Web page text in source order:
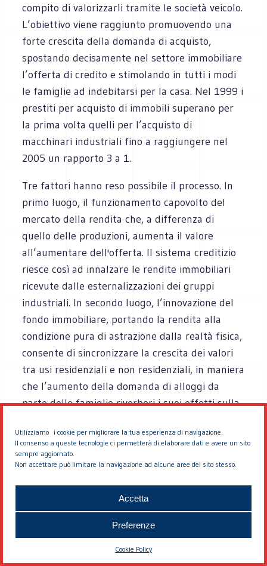
Utilizziamo i cookie per migliorare la tua esperienza di navigazione.
Il consenso a queste tecnologie ci permetterà di elaborare dati e avere un sito
sempre aggiornato.
Non accettare può limitare la navigazione ad alcune aree del sito stesso.
Accetta
Preferenze
Cookie Policy
compito di valorizzarli tramite le società veicolo.
L’obiettivo viene raggiunto promuovendo una
forte crescita della domanda di acquisto,
spostando decisamente nel settore immobiliare
l’offerta di credito e stimolando in tutti i modi
le famiglie ad indebitarsi per la casa. Nel 1999 i
prestiti per acquisto di immobili superano per
la prima volta quelli per l’acquisto di
macchinari industriali fino a raggiungere nel
2005 un rapporto 3 a 1.
Tre fattori hanno reso possibile il processo. In
primo luogo, il funzionamento capovolto del
mercato della rendita che, a differenza di
quello delle produzioni, aumenta il valore
all’aumentare dell'offerta. Il sistema creditizio
riesce così ad innalzare le rendite immobiliari
ricevute dalle esternalizzazioni dei gruppi
industriali. In secondo luogo, l’innovazione del
fondo immobiliare, portando la rendita alla
condizione pura di astrazione dalla realtà fisica,
consente di sincronizzare la crescita dei valori
tra usi residenziali e non residenziali, in maniera
che l’aumento della domanda di alloggi da
parte delle famiglie riverberi i suoi effetti sulla
valorizzando anche gli ex-patrimoni industriali.
Infine, tutto il processo è aiutato
dall’abbassamento dei tassi d'interesse
determinato dall'introduzione dell'euro. Anzi, il
sostegno alla domanda immobiliare è uno dei
pochi vantaggi che l'Italia ha saputo trarre dal
capolavoro di Ciampi.